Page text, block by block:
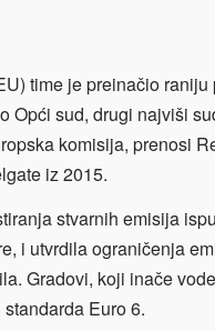
time je preinačio
Opći sud, drugi najviši
komisija, prenosi
iz 2015.
stvarnih emisija
i utvrdila ograničenja
Gradovi, koji inače
Euro 6.